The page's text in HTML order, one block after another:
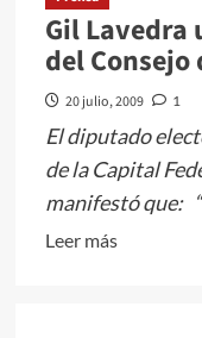
Gil Lavedra
del
20 julio, 2009 1
El diputado
de la Capital
manifestó que:
Leer másLeer